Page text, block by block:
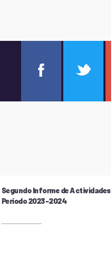
Segundo Informe de Actividades
Periodo 2023-2024